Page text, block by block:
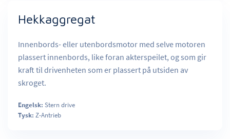
Hekkaggregat
Innenbords- eller utenbordsmotor med selve motoren
plassert innenbords, like foran akterspeilet, og som gir
kraft til drivenheten som er plassert på utsiden av
skroget.
Engelsk: Stern drive
Tysk: Z-Antrieb